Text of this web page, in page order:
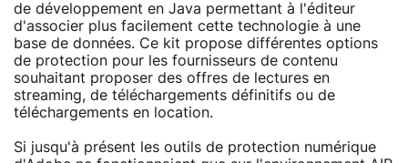
de développement en Java permettant à l'éditeur
d'associer plus facilement cette technologie à une
base de données. Ce kit propose différentes options
de protection pour les fournisseurs de contenu
souhaitant proposer des offres de lectures en
streaming, de téléchargements définitifs ou de
téléchargements en location.
Si jusqu'à présent les outils de protection numérique